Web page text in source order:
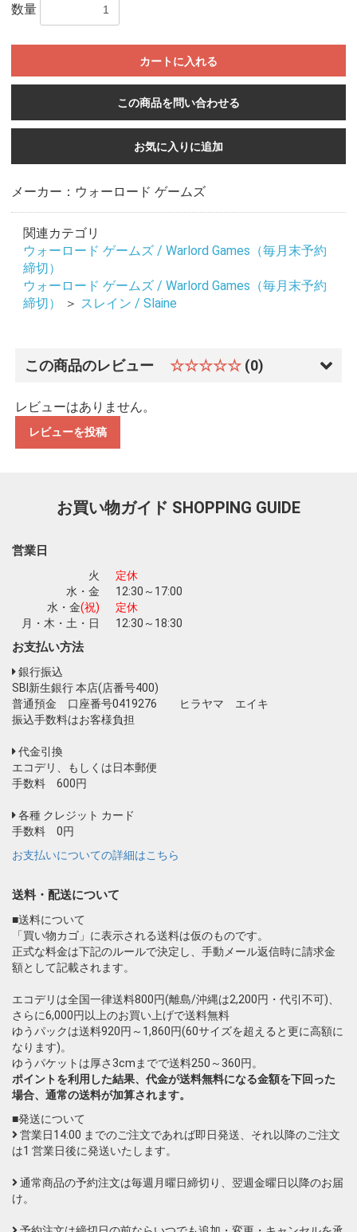
数量
カートに入れる
この商品を問い合わせる
お気に入りに追加
メーカー：ウォーロード ゲームズ
関連カテゴリ
ウォーロード ゲームズ / Warlord Games（毎月末予約
締切）
ウォーロード ゲームズ / Warlord Games（毎月末予約
締切）
＞ スレイン / Slaine
この商品のレビュー ☆☆☆☆☆ (0)
レビューはありません。
レビューを投稿
お買い物ガイド SHOPPING GUIDE
営業日
火
定休
水・金
12:30～17:00
水・金(祝)
定休
月・木・土・日
12:30～18:30
お支払い方法
銀行振込
SBI新生銀行 本店(店番号400)
普通預金 口座番号0419276 ヒラヤマ エイキ
振込手数料はお客様負担
代金引換
エコデリ、もしくは日本郵便
手数料 600円
各種 クレジット カード
手数料 0円
お支払いについての詳細はこちら
送料・配送について
■送料について
「買い物カゴ」に表示される送料は仮のものです。
正式な料金は下記のルールで決定し、手動メール返信時に請求金
額として記載されます。
エコデリは全国一律送料800円(離島/沖縄は2,200円・代引不可)、
さらに6,000円以上のお買い上げで送料無料
ゆうパックは送料920円～1,860円(60サイズを超えると更に高額に
なります)。
ゆうパケットは厚さ3cmまでで送料250～360円。
ポイントを利用した結果、代金が送料無料になる金額を下回った
場合、通常の送料が加算されます。
■発送について
営業日14:00 までのご注文であれば即日発送、それ以降のご注文
は1 営業日後に発送いたします。
通常商品の予約注文は毎週月曜日締切り、翌週金曜日以降のお届
け。